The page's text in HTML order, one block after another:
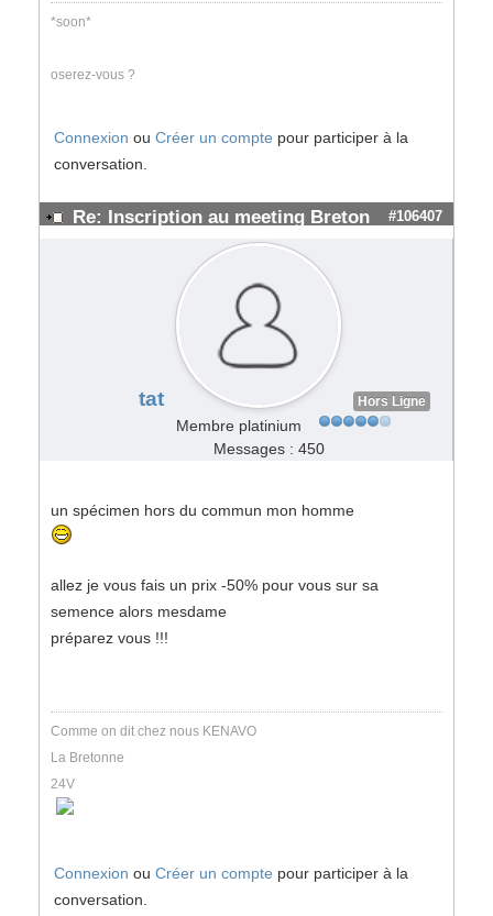
*soon*
oserez-vous ?
Connexion ou Créer un compte pour participer à la
conversation.
Re: Inscription au meeting Breton #106407
tat Hors Ligne
Membre platinium
Messages : 450
un spécimen hors du commun mon homme
allez je vous fais un prix -50% pour vous sur sa
semence alors mesdame
préparez vous !!!
Comme on dit chez nous KENAVO
La Bretonne
24V
Connexion ou Créer un compte pour participer à la
conversation.